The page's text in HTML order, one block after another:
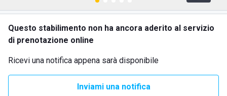
Questo stabilimento non ha ancora aderito al servizio
di prenotazione online
Ricevi una notifica appena sarà disponibile
Inviami una notifica